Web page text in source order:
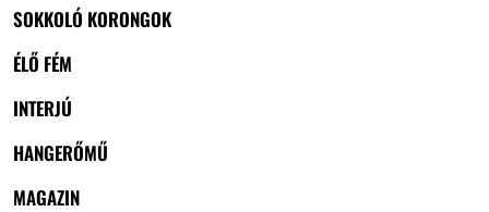
SOKKOLÓ KORONGOK
ÉLŐ FÉM
INTERJÚ
HANGERŐMŰ
MAGAZIN